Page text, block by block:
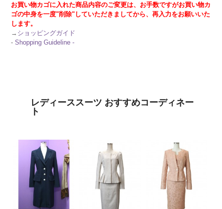
お買い物カゴに入れた商品内容のご変更は、お手数ですがお買い物カ
ゴの中身を一度"削除"していただきましてから、再入力をお願いいた
します。
→ ショッピングガイド
- Shopping Guideline -
レディーススーツ おすすめコーディネー
ト